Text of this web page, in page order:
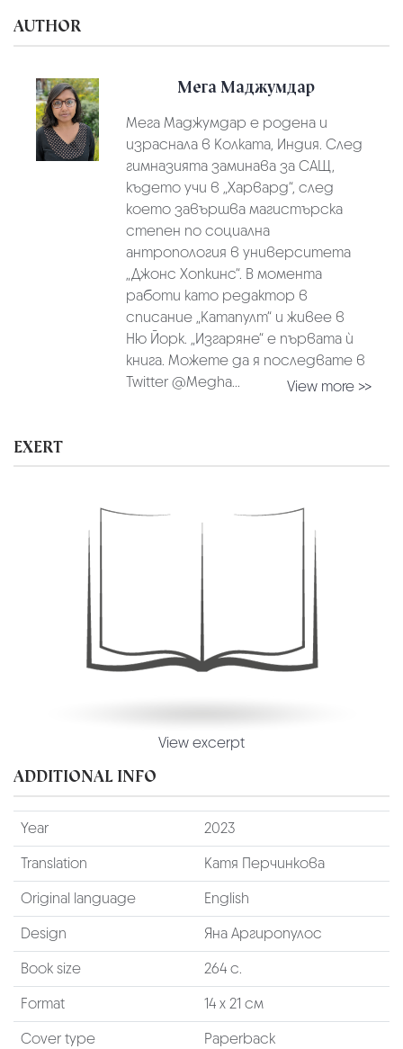
AUTHOR
Мега Маджумдар
Мега Маджумдар е родена и
израснала в Колката, Индия. След
гимназията заминава за САЩ,
където учи в „Харвард“, след
което завършва магистърска
степен по социална
антропология в университета
„Джонс Хопкинс“. В момента
работи като редактор в
списание „Катапулт“ и живее в
Ню Йорк. „Изгаряне“ е първата ѝ
книга. Можете да я последвате в
Twitter @Megha...
View more >>
EXERT
View excerpt
ADDITIONAL INFO
Year
2023
Translation
Катя Перчинкова
Original language
English
Design
Яна Аргиропулос
Book size
264 с.
Format
14 х 21 см
Cover type
Paperback